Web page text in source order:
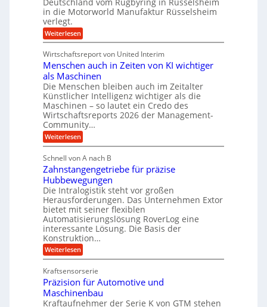
c
h
n
e
b
a
u
d
u
t
r
a
l
B
u
s
i
n
e
s
s
E
c
o
s
y
s
t
e
m
v
o
n
F
o
r
w
a
y
s
f
f
W
e
l
l
s
c
h
u
t
z
s
c
h
l
ä
u
c
h
e
i
n
2
2
V
a
r
i
a
t
e
n
in die Motorworld Manufaktur Rüsselsheim
verlegt.
Weiterlesen:
S
g
u
l
a
T
e
c
h
n
o
l
o
g
i
e
s
b
e
z
i
e
h
t
n
e
e
n
S
t
Wirtschaftsreport von United Interim
Menschen auch in Zeiten von KI wichtiger
als Maschinen
Die Menschen bleiben auch im Zeitalter
Künstlicher Intelligenz wichtiger als die
Maschinen – so lautet ein Credo des
Wirtschaftsreports 2026 der Management-
Community…
Weiterlesen:
M
n
s
c
h
e
n
a
u
c
h
i
n
Z
e
e
n
Schnell von A nach B
Zahnstangengetriebe für präzise
Hubbewegungen
Die Intralogistik steht vor großen
Herausforderungen. Das Unternehmen Extor
bietet mit seiner flexiblen
Automatisierungslösung RoverLog eine
interessante Lösung. Die Basis der
Konstruktion…
Weiterlesen:
Z
h
n
s
t
Kraftsensorserie
Präzision für Automotive und
Maschinenbau
Kraftaufnehmer der Serie K von GTM stehen